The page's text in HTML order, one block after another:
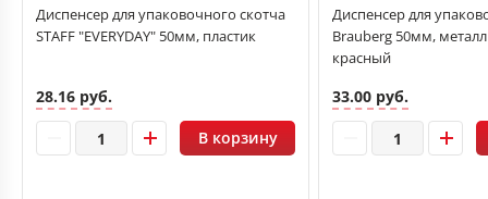
Диспенсер для упаковочного скотча
STAFF "EVERYDAY" 50мм, пластик
28.16 руб.
В корзину
Диспенсер для
Brauberg 50мм,
красный
33.00 руб.